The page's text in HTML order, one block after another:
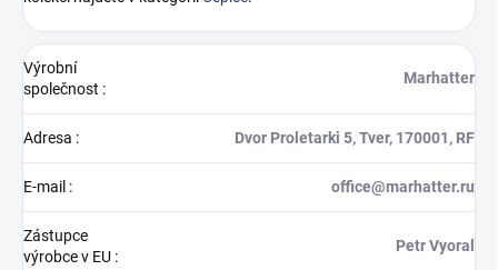
Výrobní
společnost :
Marhatter
Adresa : Dvor Proletarki 5, Tver, 170001, RF
E-mail : office@marhatter.ru
Zástupce
výrobce v EU :
Petr Vyoral